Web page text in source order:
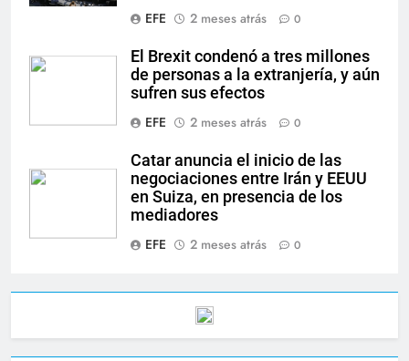
EFE
2 meses atrás 0
El Brexit condenó a tres millones
de personas a la extranjería, y aún
sufren sus efectos
EFE
2 meses atrás 0
Catar anuncia el inicio de las
negociaciones entre Irán y EEUU
en Suiza, en presencia de los
mediadores
EFE
2 meses atrás 0